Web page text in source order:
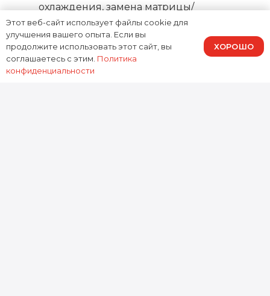
охлаждения, замена матрицы/
клавиатуры/аккумулятора,
восстановление разъемов, работы по
плате.
Этот веб-сайт использует файлы cookie для
улучшения вашего опыта. Если вы
продолжите использовать этот сайт, вы
соглашаетесь с этим. Политика
конфиденциальности
ХОРОШО